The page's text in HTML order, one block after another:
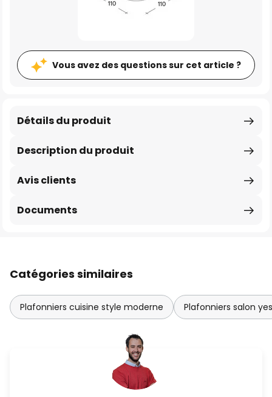
Vous avez des questions sur cet article ?
Description du produit
Détails du produit
Avis clients
Documents
Catégories similaires
Plafonniers cuisine style moderne Plafonniers salon yes